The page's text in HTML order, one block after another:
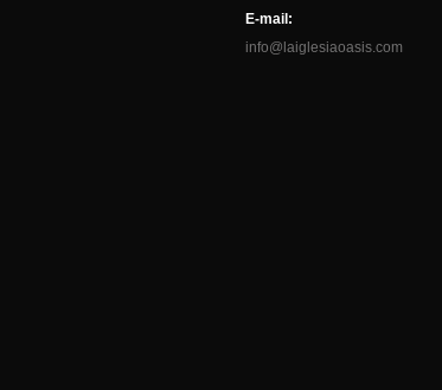
E-mail:
info@laiglesiaoasis.com